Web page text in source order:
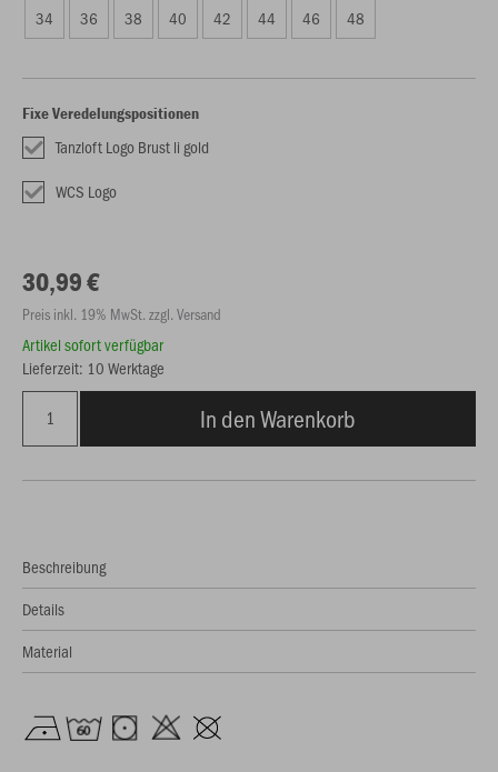
34 36 38 40 42 44 46 48
Fixe Veredelungspositionen
Tanzloft Logo Brust li gold
WCS Logo
30,99 €
Preis inkl. 19% MwSt. zzgl. Versand
Artikel sofort verfügbar
Lieferzeit: 10 Werktage
In den Warenkorb
Beschreibung
Details
Material